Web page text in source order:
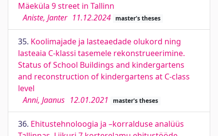
Mäeküla 9 street in Tallinn
Aniste, Janter 11.12.2024 master's theses
35. Koolimajade ja lasteaedade olukord ning
lasteaia C-klassi tasemele rekonstrueerimine.
Status of School Buildings and kindergartens
and reconstruction of kindergartens at C-class
level
Anni, Jaanus 12.01.2021 master's theses
36. Ehitustehnoloogia ja –korralduse analüüs